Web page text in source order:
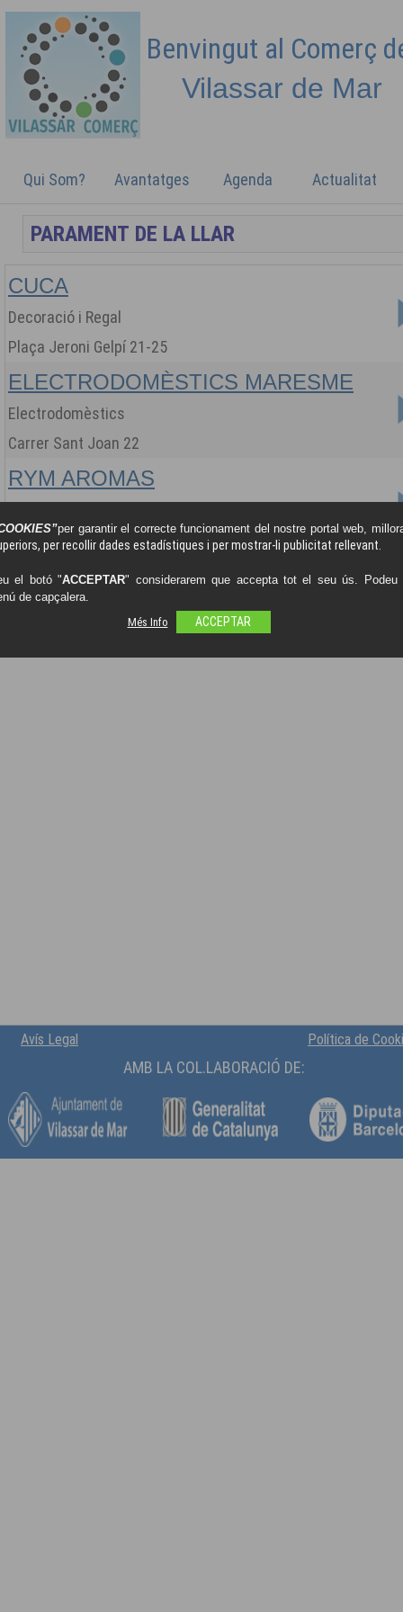
Benvingut al Comerç
Vilassar de Mar
Qui Som? Avantatges Agenda Actualitat
CUCA
Decoració i Regal
Plaça Jeroni Gelpí 21-25
ELECTRODOMÈSTICS MARESME
Electrodomèstics
Carrer Sant Joan 22
RYM AROMAS
Carrer Carles III 48
Avís Legal Política de
AMB LA COL.LABORACIÓ DE:
per garantir el correcte funcionament del nostre portal web,
per recollir dades estadístiques i per mostrar-li publicitat rellevant.
el botó "ACCEPTAR" considerarem que accepta tot el seu ús.
de capçalera.
Més Info
ACCEPTAR